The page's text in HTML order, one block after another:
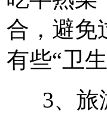
合，避免
有些“卫
3、旅